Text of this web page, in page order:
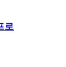
로